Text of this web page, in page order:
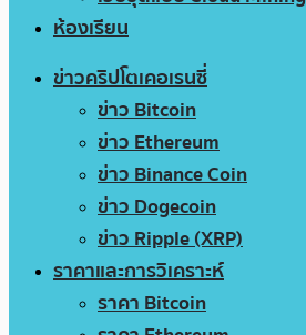
ห้องเรียน
ข่าวคริปโตเคอเรนซี่
ข่าว Bitcoin
ข่าว Ethereum
ข่าว Binance Coin
ข่าว Dogecoin
ข่าว Ripple (XRP)
ราคาและการวิเคราะห์
ราคา Bitcoin